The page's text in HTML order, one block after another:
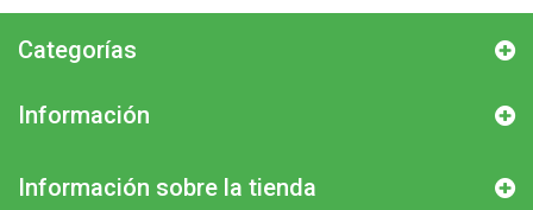
Categorías
Información
Información sobre la tienda